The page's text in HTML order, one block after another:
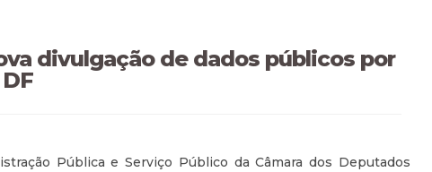
divulgação de dados públicos por
Pública e Serviço Público da Câmara dos Deputados